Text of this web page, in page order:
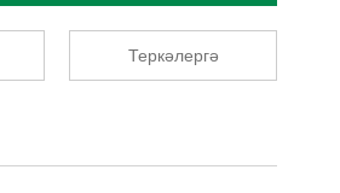
Теркәлергә